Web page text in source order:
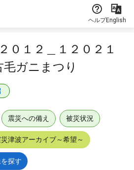
ヘルプEnglish
０１２＿１２０２１
毛ガニまつり
震災への備え 被災状況
津波アーカイブ～希望～
探す